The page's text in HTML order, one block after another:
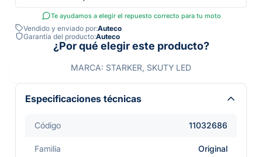
Te ayudamos a elegir el repuesto correcto para tu moto
Vendido y enviado por:Auteco
Garantía del producto:Auteco
¿Por qué elegir este producto?
MARCA: STARKER, SKUTY LED
Especificaciones técnicas
Código 11032686
Familia Original